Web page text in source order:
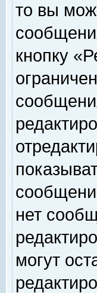
то вы
кнопку
нет
могут